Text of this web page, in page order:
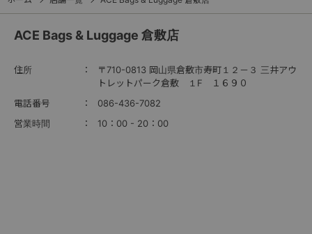
ACE Bags & Luggage 倉敷店
住所
〒710-0813 岡山県倉敷市寿町１２－３ 三井アウ
トレットパーク倉敷 １F １６９０
電話番号
086-436-7082
営業時間
10：00 - 20：00